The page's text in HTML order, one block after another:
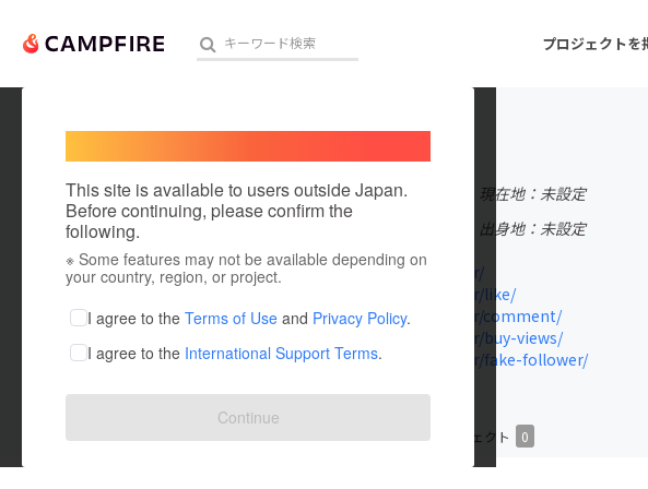
プロジェクトを
人気のプロジェクト 注目のリターン 注目の新
アート・写真
テクノロジー・ガジェット
ゲーム・サービ
映像・映画
書籍・雑誌出版
ビジネス・起業
まちづくり・地域活性化
This site is available to users outside Japan.
Before continuing, please confirm the
following.
※ Some features may not be available depending on
your country, region, or project.
I agree to the Terms of Use and Privacy Policy.
I agree to the International Support Terms.
Continue
在住国：日本
現在地：未設定
出身地：未設定
upfollow.ir/
upfollow.ir/like/
upfollow.ir/comment/
upfollow.ir/buy-views/
upfollow.ir/fake-follower/
支援したプロジェクト 0 投稿した プロジェクト 0